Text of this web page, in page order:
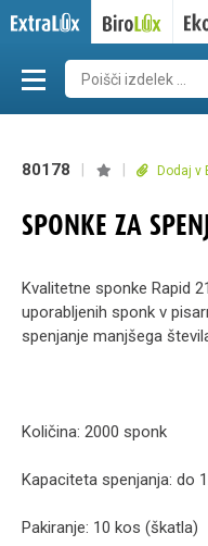
80178 Dodaj v
SPONKE ZA
Kvalitetne sponke Rapid
uporabljenih sponk v
spenjanje manjšega
Količina: 2000 sponk
Kapaciteta spenjanja: do
Pakiranje: 10 kos (škatla)